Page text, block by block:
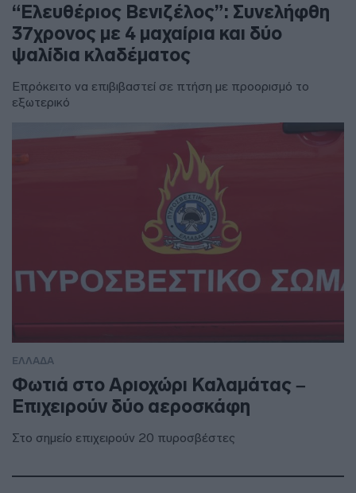
“Ελευθέριος Βενιζέλος”: Συνελήφθη
37χρονος με 4 μαχαίρια και δύο
ψαλίδια κλαδέματος
Επρόκειτο να επιβιβαστεί σε πτήση με προορισμό το
εξωτερικό
ΕΛΛΑΔΑ
Φωτιά στο Αριοχώρι Καλαμάτας –
Επιχειρούν δύο αεροσκάφη
Στο σημείο επιχειρούν 20 πυροσβέστες